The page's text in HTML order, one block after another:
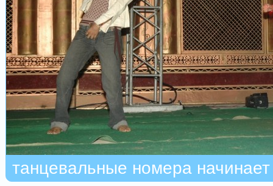
танцевальные номера